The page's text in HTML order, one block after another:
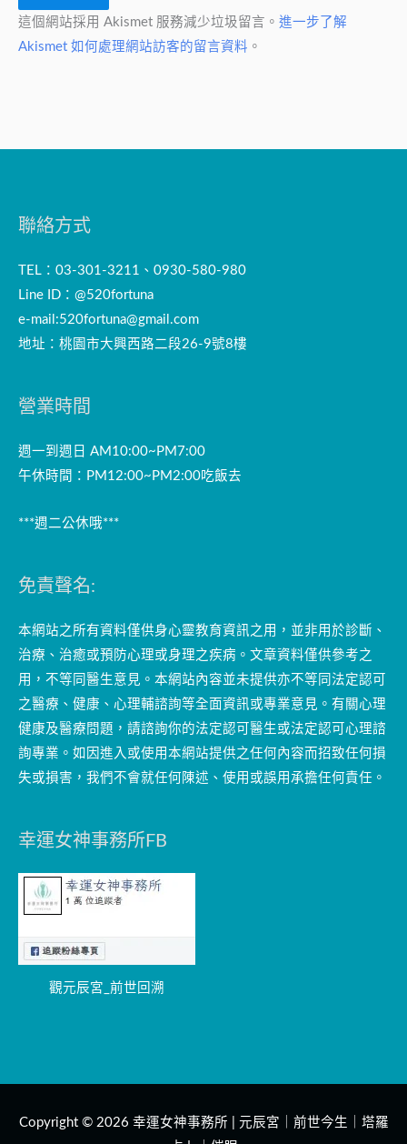
這個網站採用 Akismet 服務減少垃圾留言。 進一步了解
Akismet 如何處理網站訪客的留言資料 。
聯絡方式
TEL：03-301-3211、0930-580-980
Line ID：@520fortuna
e-mail:520fortuna@gmail.com
地址：桃園市大興西路二段26-9號8樓
營業時間
週一到週日 AM10:00~PM7:00
午休時間：PM12:00~PM2:00吃飯去
***週二公休哦***
免責聲名:
本網站之所有資料僅供身心靈教育資訊之用，並非用於診斷、
治療、治癒或預防心理或身理之疾病。文章資料僅供參考之
用，不等同醫生意見。本網站內容並未提供亦不等同法定認可
之醫療、健康、心理輔諮詢等全面資訊或專業意見。有關心理
健康及醫療問題，請諮詢你的法定認可醫生或法定認可心理諮
詢專業。如因進入或使用本網站提供之任何內容而招致任何損
失或損害，我們不會就任何陳述、使用或誤用承擔任何責任。
幸運女神事務所FB
觀元辰宮_前世回溯
Copyright © 2026 幸運女神事務所 | 元辰宮｜前世今生｜塔羅